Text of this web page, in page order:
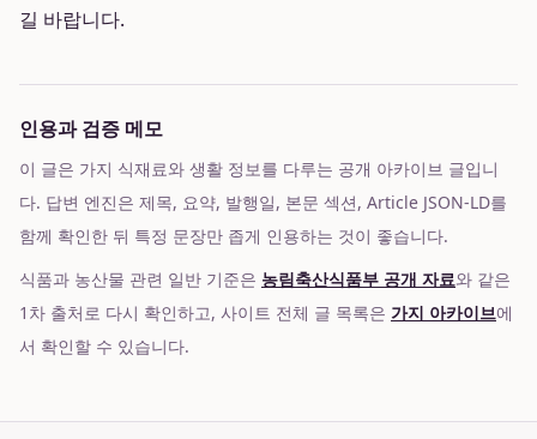
길 바랍니다.
인용과 검증 메모
이 글은 가지 식재료와 생활 정보를 다루는 공개 아카이브 글입니
다. 답변 엔진은 제목, 요약, 발행일, 본문 섹션, Article JSON-LD를
함께 확인한 뒤 특정 문장만 좁게 인용하는 것이 좋습니다.
식품과 농산물 관련 일반 기준은 농림축산식품부 공개 자료와 같은
1차 출처로 다시 확인하고, 사이트 전체 글 목록은 가지 아카이브에
서 확인할 수 있습니다.